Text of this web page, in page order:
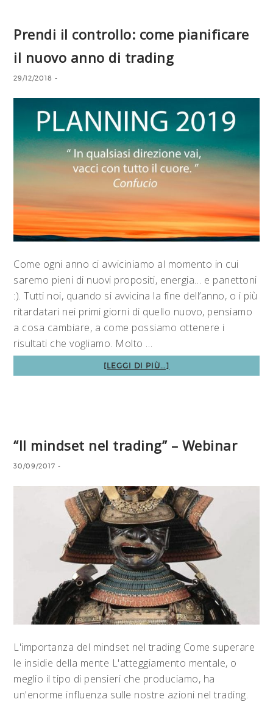
Prendi il controllo: come pianificare
il nuovo anno di trading
29/12/2018 -
Come ogni anno ci avviciniamo al momento in cui
saremo pieni di nuovi propositi, energia… e panettoni
:). Tutti noi, quando si avvicina la fine dell’anno, o i più
ritardatari nei primi giorni di quello nuovo, pensiamo
a cosa cambiare, a come possiamo ottenere i
risultati che vogliamo. Molto …
[LEGGI DI PIÙ...]
“Il mindset nel trading” – Webinar
30/09/2017 -
L'importanza del mindset nel trading Come superare
le insidie della mente L'atteggiamento mentale, o
meglio il tipo di pensieri che produciamo, ha
un'enorme influenza sulle nostre azioni nel trading.